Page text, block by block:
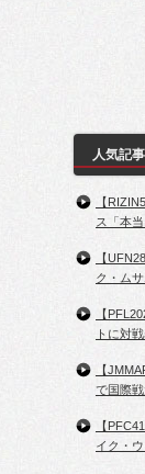
人気記
【
ス「本
【
ク・ム
【
トに対
【
で国際
【
イク・